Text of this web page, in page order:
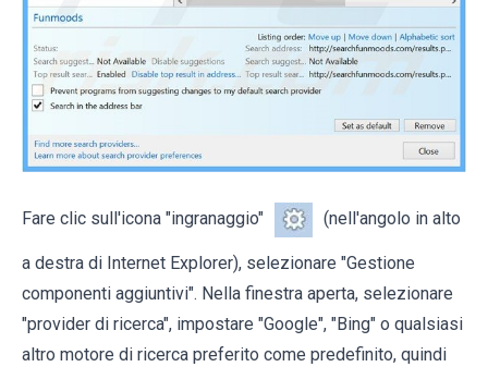
Fare clic sull'icona "ingranaggio" (nell'angolo in alto
a destra di Internet Explorer), selezionare "Gestione
componenti aggiuntivi". Nella finestra aperta, selezionare
"provider di ricerca", impostare "Google", "Bing" o qualsiasi
altro motore di ricerca preferito come predefinito, quindi